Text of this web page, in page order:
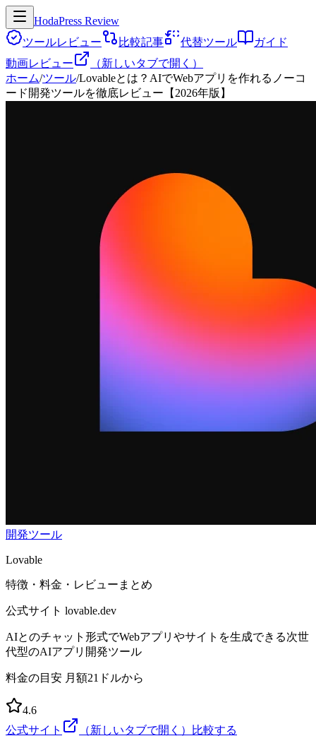
HodaPress Review
ツールレビュー
比較記事 代替ツール
ガイド
動画レビュー
（新しいタブで開く）
ホーム/ツール/Lovableとは？AIでWebアプリを作れるノーコ
ード開発ツールを徹底レビュー【2026年版】
開発ツール
Lovable
特徴・料金・レビューまとめ
公式サイト lovable.dev
AIとのチャット形式でWebアプリやサイトを生成できる次世
代型のAIアプリ開発ツール
料金の目安 月額21ドルから
4.6
公式サイト
（新しいタブで開く） 比較する